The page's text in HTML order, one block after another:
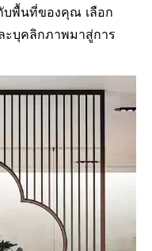
บพื้นที่ของคุณ เลือก
บุคลิกภาพมาสู่การ